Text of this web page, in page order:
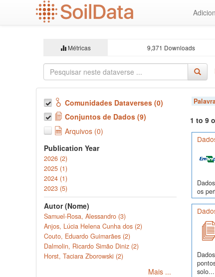
Métricas 9,371 Downloads
Comunidades Dataverses (0)
Conjuntos de Dados (9)
Arquivos (0)
Publication Year
2026 (2)
2025 (1)
2024 (1)
2023 (5)
Autor (Nome)
Samuel-Rosa, Alessandro (3)
Anjos, Lúcia Helena Cunha dos (2)
Couto, Eduardo Guimarães (2)
Dalmolin, Ricardo Simão Diniz (2)
Horst, Taciara Zborowski (2)
Mais ...
1 to 9
os
solo...